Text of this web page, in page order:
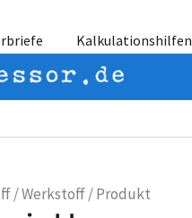
Kalkulationshilfen
/ Werkstoff / Produkt